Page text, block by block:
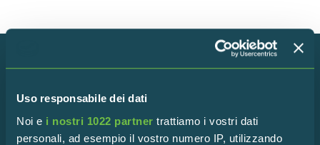
Uso responsabile dei dati
Noi e i nostri 1022 partner trattiamo i vostri dati
personali, ad esempio il vostro numero IP, utilizzando
Iscriviti alla newsletter!
Rimani in contatto con la Riserva per scoprire tutte le
ultime novità!